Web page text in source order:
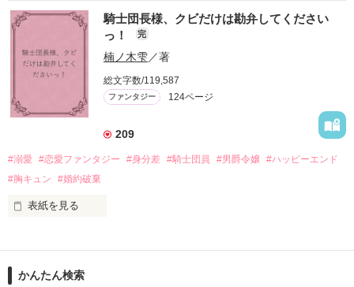
「──はい、喜んで！」
出会いは最悪、結婚生活は最高……？
愛を知らない公爵と天然怪力令嬢の溺愛バイオレンスラブコメ
ディです。
＊この世界のお金はお札にさせてください。
＊なろう、カクヨム、アルファポリス掲載中
作品を読む
＼異世界ラブコメ×ハッピーファンタジー／
「いやっほぉぉおお〜い！！！！」
バンジーした侯爵令嬢の先にいたのは
甘いマスクの公爵様の頭上でした
「…は？」
リリィ・ロゼッタ侯爵令嬢
騎士団長様、クビだけは勘弁してください
っ！
完
楠ノ木雫／著
総文字数/119,587
ファンタジー 124ページ
209
#溺愛 #恋愛ファンタジー #身分差 #騎士団員 #男爵令嬢 #ハッピーエンド
#胸キュン
#婚約破棄
表紙を見る
目が覚めたら、自分の隣に知らない男が眠っていた。
朝の鍛錬が迫っていて置いていったが……
かんたん検索